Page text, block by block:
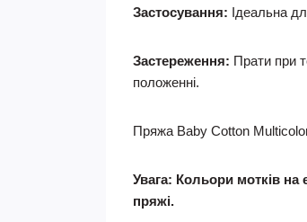
Застосування: Ідеальна
Застереження: Прати при
положенні.
Пряжа Baby Cotton
Увага: Кольори мотків на
пряжі.